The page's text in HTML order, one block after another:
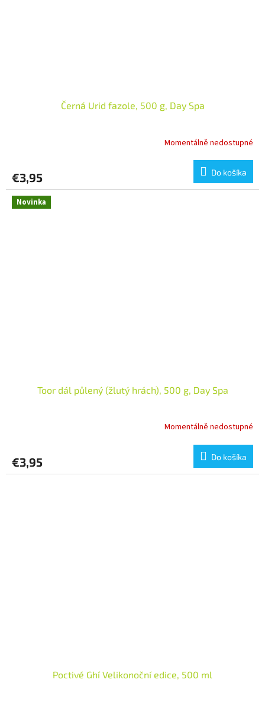
Černá Urid fazole, 500 g, Day Spa
Momentálně nedostupné
€3,95 Do košíka
Novinka
Toor dál půlený (žlutý hrách), 500 g, Day Spa
Momentálně nedostupné
€3,95 Do košíka
Poctivé Ghí Velikonoční edice, 500 ml